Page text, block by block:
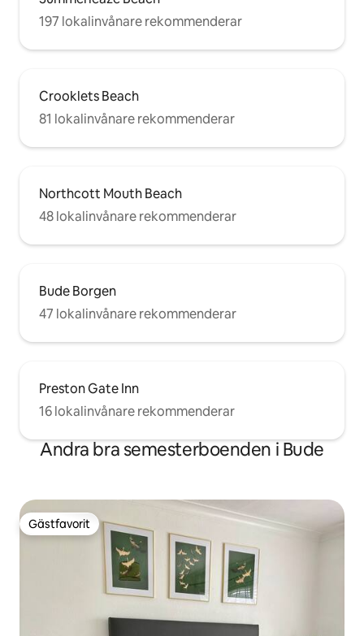
197 lokalinvånare rekommenderar
Crooklets Beach
81 lokalinvånare rekommenderar
Northcott Mouth Beach
48 lokalinvånare rekommenderar
Bude Borgen
47 lokalinvånare rekommenderar
Preston Gate Inn
16 lokalinvånare rekommenderar
Andra bra semesterboenden i Bude
Gästfavorit
Gästfavorit